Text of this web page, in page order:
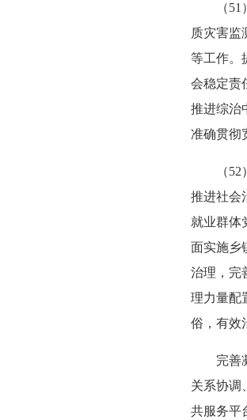
（
质灾害监
等工作。
会稳定责
推进综治
准确贯彻
（
推进社会
就业群体
面实施乡
治理，完
理力量配
俗，有效
完善
关系协调
共服务平